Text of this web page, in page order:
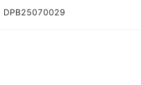
DPB25070029